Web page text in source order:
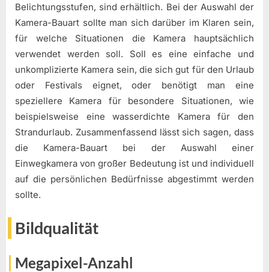
Belichtungsstufen, sind erhältlich. Bei der Auswahl der
Kamera-Bauart sollte man sich darüber im Klaren sein,
für welche Situationen die Kamera hauptsächlich
verwendet werden soll. Soll es eine einfache und
unkomplizierte Kamera sein, die sich gut für den Urlaub
oder Festivals eignet, oder benötigt man eine
speziellere Kamera für besondere Situationen, wie
beispielsweise eine wasserdichte Kamera für den
Strandurlaub. Zusammenfassend lässt sich sagen, dass
die Kamera-Bauart bei der Auswahl einer
Einwegkamera von großer Bedeutung ist und individuell
auf die persönlichen Bedürfnisse abgestimmt werden
sollte.
Bildqualität
Megapixel-Anzahl